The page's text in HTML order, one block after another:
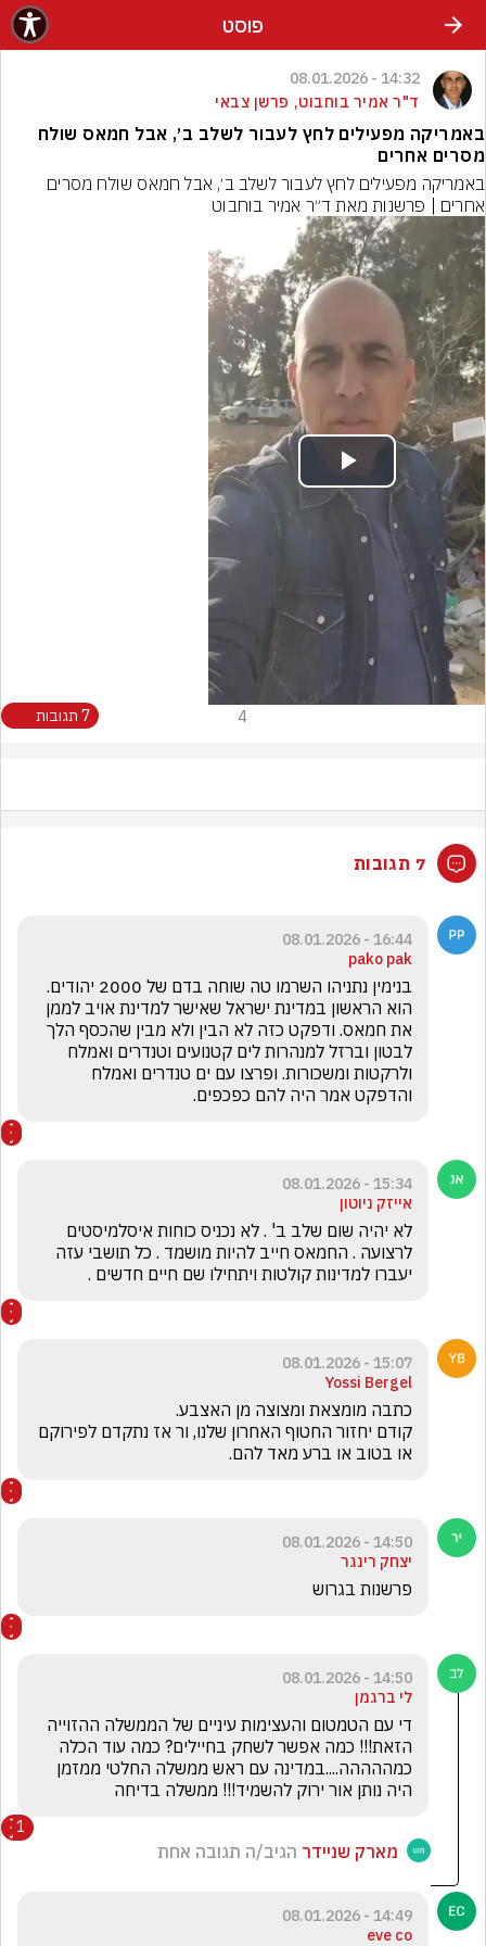
פוסט
14:32 - 08.01.2026
ד"ר אמיר בוחבוט, פרשן צבאי
באמריקה מפעילים לחץ לעבור לשלב ב׳, אבל חמאס שולח
מסרים אחרים
אחרים | פרשנות מאת ד״ר אמיר בוחבוט
Play
Video
4 7 תגובות
7 תגובות
16:44 - 08.01.2026
pako pak
והדפקט אמר היה להם כפכפים.
15:34 - 08.01.2026
אייזק ניוטון
יעברו למדינות קולטות ויתחילו שם חיים חדשים .
15:07 - 08.01.2026
Yossi Bergel
או בטוב או ברע מאד להם.
14:50 - 08.01.2026
יצחק רינגר
פרשנות בגרוש
14:50 - 08.01.2026
לי ברגמן
היה נותן אור ירוק להשמיד!!! ממשלה בדיחה
1
מארק שניידר הגיב/ה תגובה אחת
14:49 - 08.01.2026
eve co